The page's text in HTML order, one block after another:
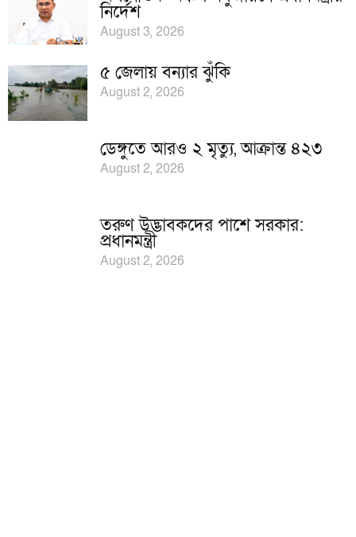
নির্দেশ
August 3, 2026
৫ জেলায় বন্যার ঝুঁকি
August 2, 2026
ডেঙ্গুতে আরও ২ মৃত্যু, আক্রান্ত ৪২৩
August 2, 2026
তরুণ উদ্ভাবকদের পাশে সরকার:
প্রধানমন্ত্রী
August 2, 2026